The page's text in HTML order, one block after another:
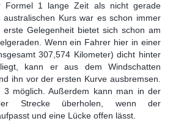
Formel 1 lange Zeit als nicht gerade
Kurs war es schon immer
Gelegenheit bietet sich schon am
Wenn ein Fahrer hier in einer
307,574 Kilometer) dicht hinter
kann er aus dem Windschatten
ihn vor der ersten Kurve ausbremsen.
3 möglich. Außerdem kann man in der
Strecke überholen, wenn der
und eine Lücke offen lässt.